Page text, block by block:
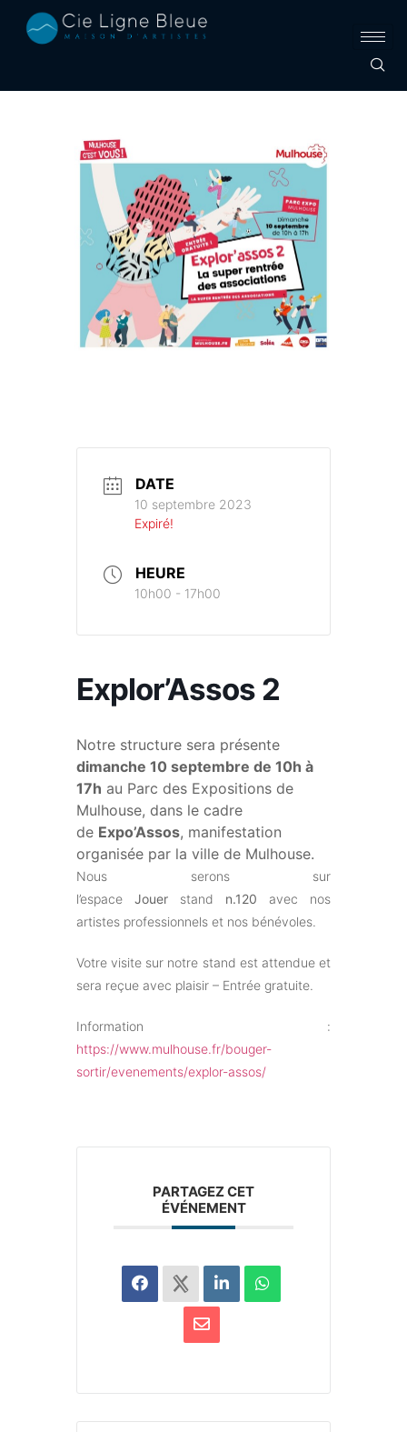
DATE
10 septembre 2023
Expiré!
HEURE
10h00 - 17h00
Explor’Assos 2
Notre structure sera présente
dimanche 10 septembre de 10h à
17h au Parc des Expositions de
Mulhouse, dans le cadre
de Expo’Assos, manifestation
organisée par la ville de Mulhouse.
Nous serons sur
l’espace Jouer stand n.120 avec nos
artistes professionnels et nos bénévoles.
Votre visite sur notre stand est attendue et
sera reçue avec plaisir – Entrée gratuite.
Information :
https://www.mulhouse.fr/bouger-
sortir/evenements/explor-assos/
PARTAGEZ CET
ÉVÉNEMENT